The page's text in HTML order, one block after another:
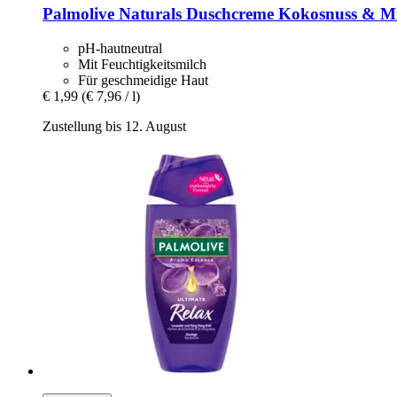
Palmolive Naturals Duschcreme Kokosnuss &
pH-hautneutral
Mit Feuchtigkeitsmilch
Für geschmeidige Haut
€ 1,99 (€ 7,96 / l)
Zustellung bis 12. August